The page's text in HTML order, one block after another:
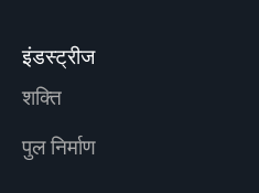
इंडस्ट्रीज
शक्ति
पुल निर्माण